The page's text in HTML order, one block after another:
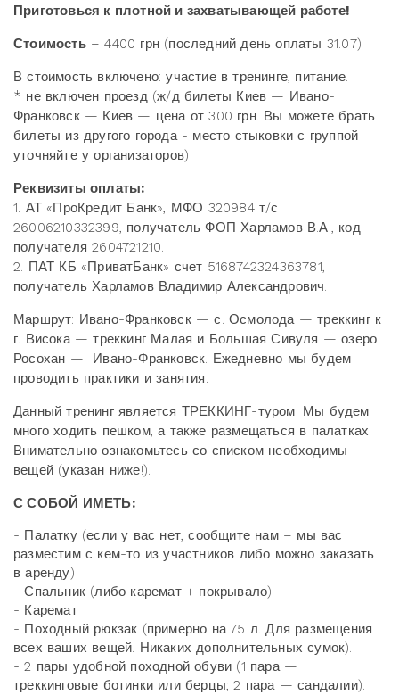
Приготовься к плотной и захватывающей работе!
Стоимость– 4400 грн (последний день оплаты 31.07)
В стоимость включено: участие в тренинге, питание.
* не включен проезд (ж/д билеты Киев — Ивано-
Франковск — Киев — цена от 300 грн. Вы можете брать
билеты из другого города - место стыковки с группой
уточняйте у организаторов)
Реквизиты оплаты:
1. АТ «ПроКредит Банк», МФО 320984 т/с
26006210332399, получатель ФОП Харламов В.А., код
получателя 2604721210.
2. ПАТ КБ «ПриватБанк» счет 5168742324363781,
получатель Харламов Владимир Александрович.
Маршрут: Ивано-Франковск — с. Осмолода — треккинг к
г. Висока — треккинг Малая и Большая Сивуля — озеро
Росохан — Ивано-Франковск. Ежедневно мы будем
проводить практики и занятия.
Данный тренинг является ТРЕККИНГ-туром. Мы будем
много ходить пешком, а также размещаться в палатках.
Внимательно ознакомьтесь со списком необходимы
вещей (указан ниже!).
С СОБОЙ ИМЕТЬ:
- Палатку (если у вас нет, сообщите нам – мы вас
разместим с кем-то из участников либо можно заказать
в аренду)
- Спальник (либо каремат + покрывало)
- Каремат
- Походный рюкзак (примерно на 75 л. Для размещения
всех ваших вещей. Никаких дополнительных сумок).
- 2 пары удобной походной обуви (1 пара —
треккинговые ботинки или берцы; 2 пара — сандалии).